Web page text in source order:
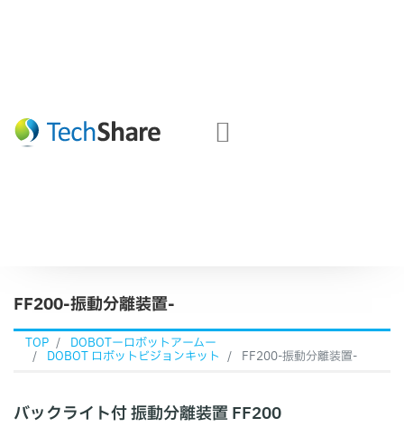
FF200-振動分離装置-
TOP DOBOTーロボットアームー
DOBOT ロボットビジョンキット FF200-振動分離装置-
バックライト付 振動分離装置 FF200